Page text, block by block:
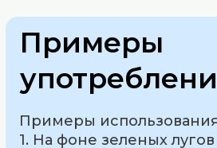
Примеры
Примеры
1. На фоне зеленых